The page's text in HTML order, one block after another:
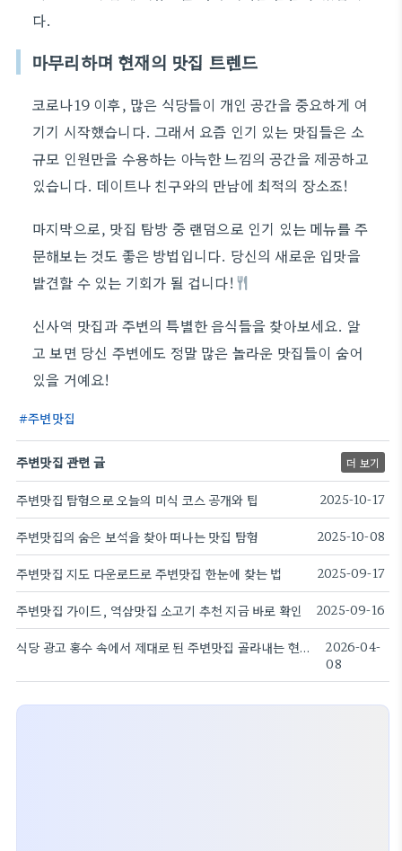
다.
마무리하며 현재의 맛집 트렌드
코로나19 이후, 많은 식당들이 개인 공간을 중요하게 여
기기 시작했습니다. 그래서 요즘 인기 있는 맛집들은 소
규모 인원만을 수용하는 아늑한 느낌의 공간을 제공하고
있습니다. 데이트나 친구와의 만남에 최적의 장소죠!
마지막으로, 맛집 탐방 중 랜덤으로 인기 있는 메뉴를 주
문해보는 것도 좋은 방법입니다. 당신의 새로운 입맛을
발견할 수 있는 기회가 될 겁니다!
신사역 맛집과 주변의 특별한 음식들을 찾아보세요. 알
고 보면 당신 주변에도 정말 많은 놀라운 맛집들이 숨어
있을 거예요!
주변맛집
주변맛집 관련 글 더 보기
주변맛집 탐험으로 오늘의 미식 코스 공개와 팁 2025-10-17
주변맛집의 숨은 보석을 찾아 떠나는 맛집 탐험 2025-10-08
주변맛집 지도 다운로드로 주변맛집 한눈에 찾는 법 2025-09-17
주변맛집 가이드, 역삼맛집 소고기 추천 지금 바로 확인 2025-09-16
식당 광고 홍수 속에서 제대로 된 주변맛집 골라내는 현실적인 선별법
2026-04-
08